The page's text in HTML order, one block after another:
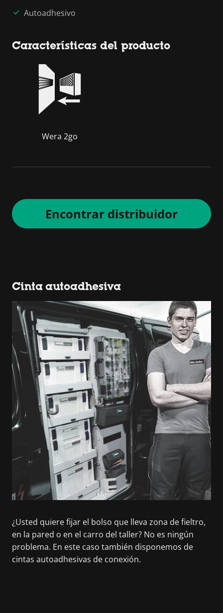
Autoadhesivo
Características del producto
Wera 2go
Encontrar distribuidor
Cinta autoadhesiva
¿Usted quiere fijar el bolso que lleva zona de fieltro,
en la pared o en el carro del taller? No es ningún
problema. En este caso también disponemos de
cintas autoadhesivas de conexión.